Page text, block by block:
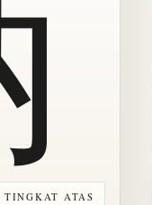
TINGKAT ATAS